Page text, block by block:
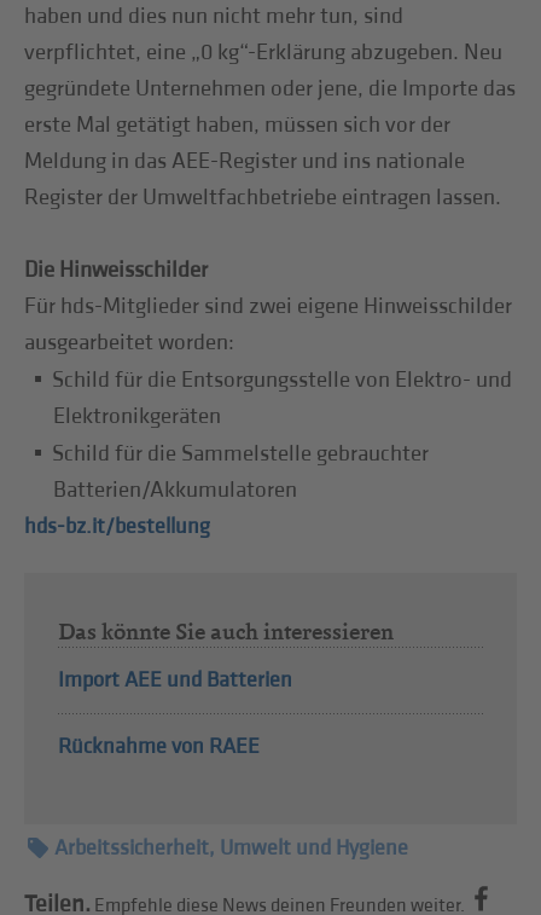
haben und dies nun nicht mehr tun, sind
verpflichtet, eine „0 kg“-Erklärung abzugeben. Neu
gegründete Unternehmen oder jene, die Importe das
erste Mal getätigt haben, müssen sich vor der
Meldung in das AEE-Register und ins nationale
Register der Umweltfachbetriebe eintragen lassen.
Die Hinweisschilder
Für hds-Mitglieder sind zwei eigene Hinweisschilder
ausgearbeitet worden:
Schild für die Entsorgungsstelle von Elektro- und
Elektronikgeräten
Schild für die Sammelstelle gebrauchter
Batterien/Akkumulatoren
hds-bz.it/bestellung
Das könnte Sie auch interessieren
Import AEE und Batterien
Rücknahme von RAEE
Arbeitssicherheit, Umwelt und Hygiene
Teilen. Empfehle diese News deinen Freunden weiter.